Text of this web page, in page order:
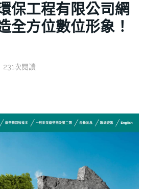
保工程有限公司網
全方位數位形象！
次閱讀